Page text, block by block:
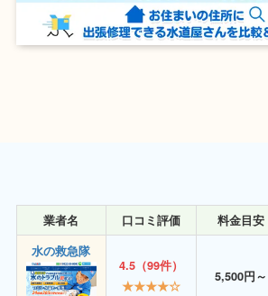
業者名 口コミ評価 料金目安
水の救急隊
4.5（99件）
★★★★☆
5,500円～